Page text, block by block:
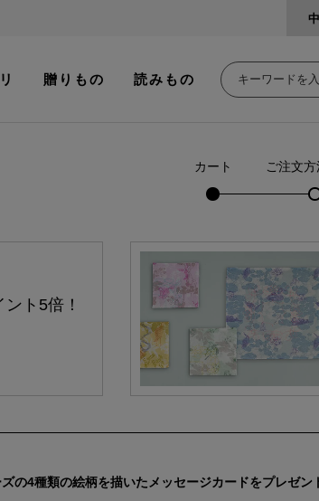
贈りもの 読みもの
カート ご注文
ト5倍！
の4種類の絵柄を描いたメッセージカードをプレゼン